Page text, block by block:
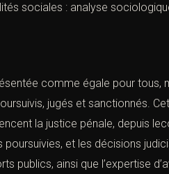
sociales : analyse
comme égale pour
jugés et sanctionnés.
la justice pénale, depuis
poursuivies, et les décisions
publics, ainsi que l’expertise